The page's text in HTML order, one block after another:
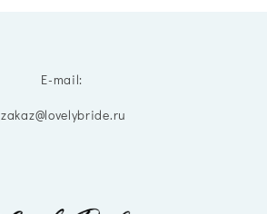
E-mail:
zakaz@lovelybride.ru